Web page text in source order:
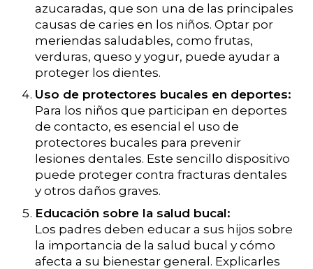
azucaradas, que son una de las principales
causas de caries en los niños. Optar por
meriendas saludables, como frutas,
verduras, queso y yogur, puede ayudar a
proteger los dientes.
Uso de protectores bucales en deportes:
Para los niños que participan en deportes
de contacto, es esencial el uso de
protectores bucales para prevenir
lesiones dentales. Este sencillo dispositivo
puede proteger contra fracturas dentales
y otros daños graves.
Educación sobre la salud bucal:
Los padres deben educar a sus hijos sobre
la importancia de la salud bucal y cómo
afecta a su bienestar general. Explicarles